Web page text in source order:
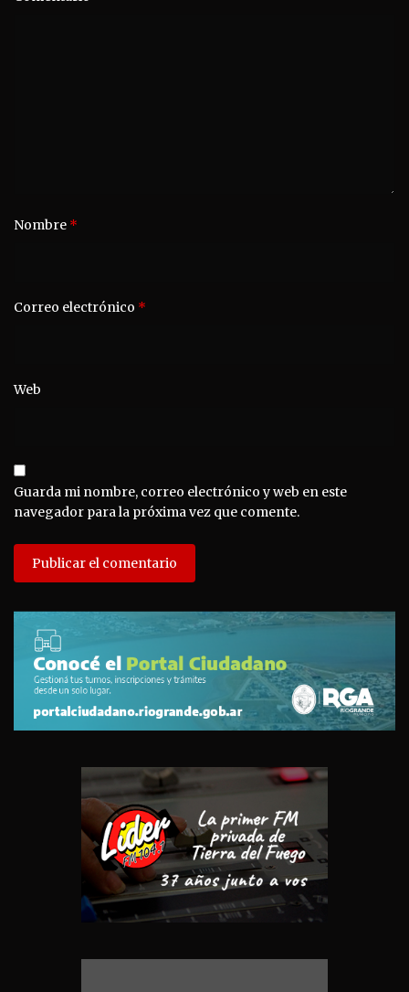
Nombre *
Correo electrónico *
Web
Guarda mi nombre, correo electrónico y web en este
navegador para la próxima vez que comente.